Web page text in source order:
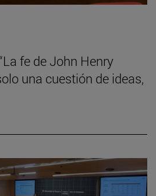
fe de John Henry
una cuestión de ideas,